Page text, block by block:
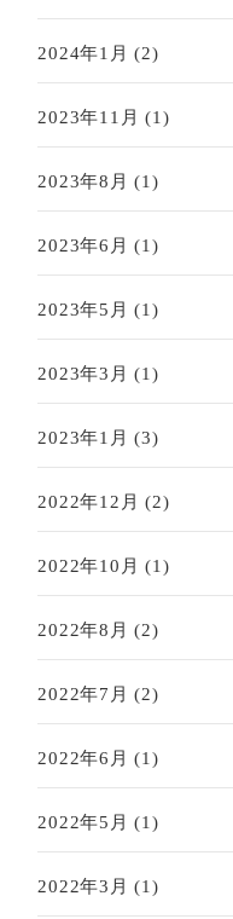
2024年1月 (2)
2023年11月 (1)
2023年8月 (1)
2023年6月 (1)
2023年5月 (1)
2023年3月 (1)
2023年1月 (3)
2022年12月 (2)
2022年10月 (1)
2022年8月 (2)
2022年7月 (2)
2022年6月 (1)
2022年5月 (1)
2022年3月 (1)